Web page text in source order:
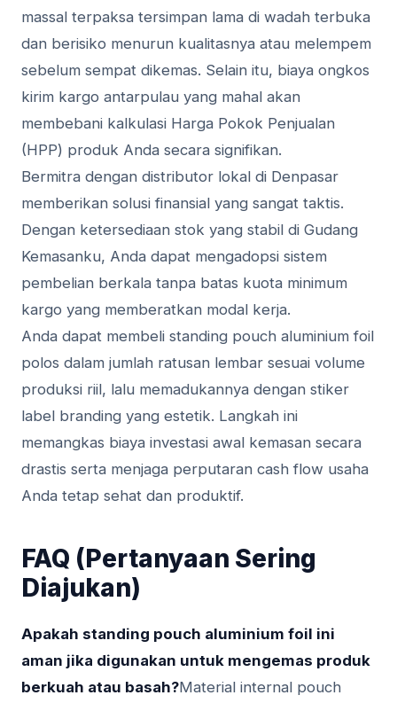
massal terpaksa tersimpan lama di wadah terbuka
dan berisiko menurun kualitasnya atau melempem
sebelum sempat dikemas. Selain itu, biaya ongkos
kirim kargo antarpulau yang mahal akan
membebani kalkulasi Harga Pokok Penjualan
(HPP) produk Anda secara signifikan.
Bermitra dengan distributor lokal di Denpasar
memberikan solusi finansial yang sangat taktis.
Dengan ketersediaan stok yang stabil di Gudang
Kemasanku, Anda dapat mengadopsi sistem
pembelian berkala tanpa batas kuota minimum
kargo yang memberatkan modal kerja.
Anda dapat membeli standing pouch aluminium foil
polos dalam jumlah ratusan lembar sesuai volume
produksi riil, lalu memadukannya dengan stiker
label branding yang estetik. Langkah ini
memangkas biaya investasi awal kemasan secara
drastis serta menjaga perputaran cash flow usaha
Anda tetap sehat dan produktif.
FAQ (Pertanyaan Sering
Diajukan)
Apakah standing pouch aluminium foil ini
aman jika digunakan untuk mengemas produk
berkuah atau basah?Material internal pouch